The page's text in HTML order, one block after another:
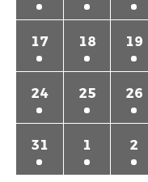
17 18 19
24 25 26
31 1 2